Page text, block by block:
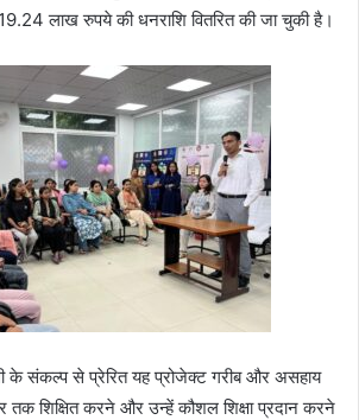
लाख रुपये की धनराशि वितरित की जा चुकी है।
के संकल्प से प्रेरित यह प्रोजेक्ट गरीब और असहाय
तक शिक्षित करने और उन्हें कौशल शिक्षा प्रदान करने